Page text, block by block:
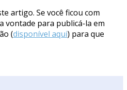
artigo. Se você ficou com
vontade para publicá-la em
(disponível aqui) para que